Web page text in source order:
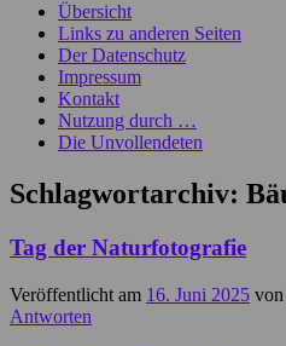
Übersicht
Links zu anderen Seiten
Der Datenschutz
Impressum
Kontakt
Nutzung durch …
Die Unvollendeten
Schlagwortarchiv:
Tag der Naturfotografie
Veröffentlicht am 16. Juni 2025 von
Antworten